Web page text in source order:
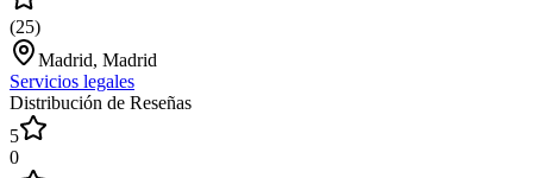
(25)
Madrid, Madrid
Servicios legales
Distribución de Reseñas
5
0